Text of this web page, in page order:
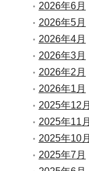
2026年6月
2026年5月
2026年4月
2026年3月
2026年2月
2026年1月
2025年12月
2025年11月
2025年10月
2025年7月